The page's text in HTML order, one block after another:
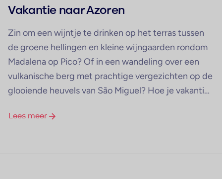
Vakantie naar Azoren
Zin om een wijntje te drinken op het terras tussen
de groene hellingen en kleine wijngaarden rondom
Madalena op Pico? Of in een wandeling over een
vulkanische berg met prachtige vergezichten op de
glooiende heuvels van São Miguel? Hoe je vakantie
natuur en rust zijn gegarandeerd! Deze prachtige
Lees meer